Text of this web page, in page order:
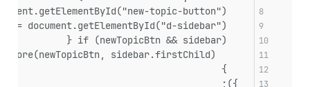
    }
  });